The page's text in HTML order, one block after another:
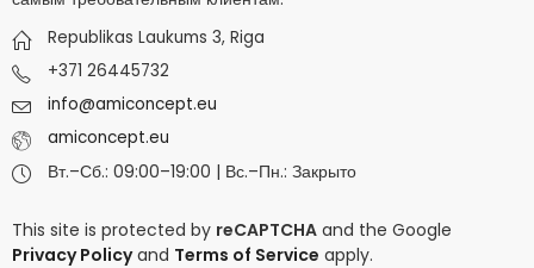
Republikas Laukums 3, Riga
+371 26445732
info@amiconcept.eu
amiconcept.eu
Вт.–Сб.: 09:00–19:00 | Вс.–Пн.: Закрыто
This site is protected by reCAPTCHA and the Google
Privacy Policyand Terms of Service apply.